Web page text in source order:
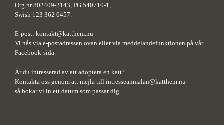
Org nr 802409-2143, PG 540710-1,
Swish 123 362 0457.
E-post: kontakt@katthem.nu
Vi nås via e-postadressen ovan eller via meddelandefunktionen på vår
Facebook-sida.
Är du intresserad av att adoptera en katt?
Kontakta oss genom att mejla till intresseanmalan@katthem.nu
så bokar vi in ett datum som passar dig.